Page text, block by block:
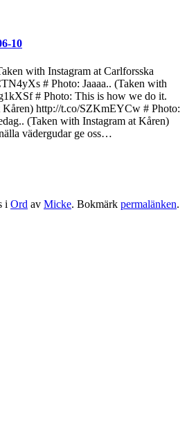
10
with Instagram at Carlforsska
# Photo: Jaaaa.. (Taken with
# Photo: This is how we do it.
Kåren) http://t.co/SZKmEYCw # Photo:
(Taken with Instagram at Kåren)
vädergudar ge oss…
i Ord av Micke. Bokmärk permalänken.